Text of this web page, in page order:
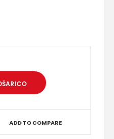
ADD TO COMPARE